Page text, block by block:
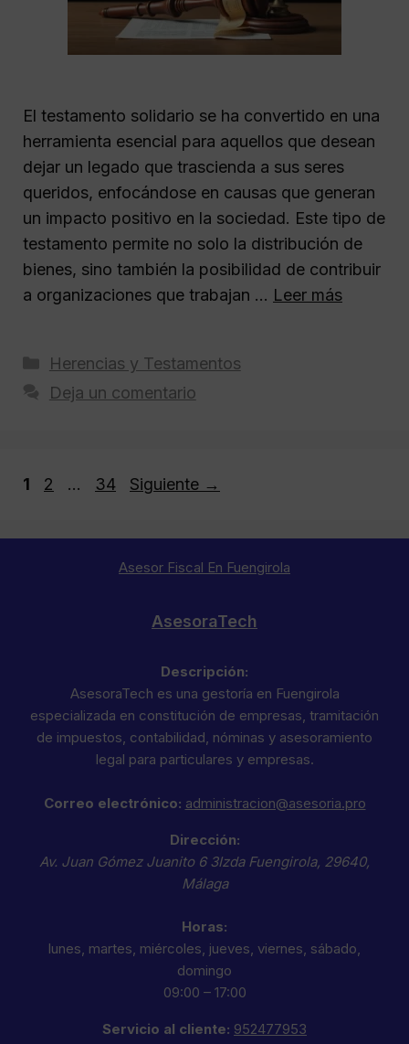
El testamento solidario se ha convertido en una
herramienta esencial para aquellos que desean
dejar un legado que trascienda a sus seres
queridos, enfocándose en causas que generan
un impacto positivo en la sociedad. Este tipo de
testamento permite no solo la distribución de
bienes, sino también la posibilidad de contribuir
a organizaciones que trabajan … Leer más
Categorías
Herencias y Testamentos
Deja un comentario
Página
1 Página
2 … Página
34 Siguiente →
Asesor Fiscal En Fuengirola
AsesoraTech
Descripción:
AsesoraTech es una gestoría en Fuengirola
especializada en constitución de empresas, tramitación
de impuestos, contabilidad, nóminas y asesoramiento
legal para particulares y empresas.
Correo electrónico: administracion@asesoria.pro
Dirección:
Av. Juan Gómez Juanito 6 3Izda Fuengirola, 29640,
Málaga
Horas:
lunes, martes, miércoles, jueves, viernes, sábado,
domingo
09:00 – 17:00
Servicio al cliente: 952477953